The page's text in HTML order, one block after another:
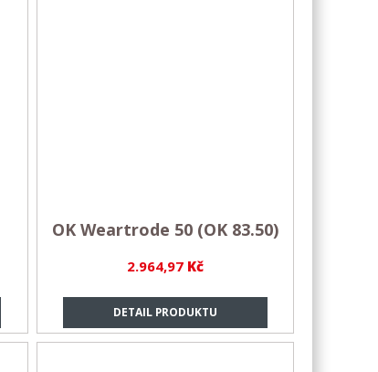
2.964,97 Kč
DETAIL PRODUKTU
OK Weartrode 50 (OK 83.50)